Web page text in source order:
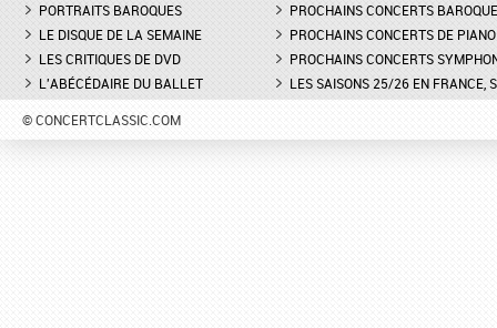
PORTRAITS BAROQUES
LE DISQUE DE LA SEMAINE
LES CRITIQUES DE DVD
L'ABÉCÉDAIRE DU BALLET
PROCHAINS CONCERTS
PROCHAINS CONCERTS DE PIANO
PROCHAINS CONCERTS
LES SAISONS 25/26 EN FRANCE,
© CONCERTCLASSIC.COM